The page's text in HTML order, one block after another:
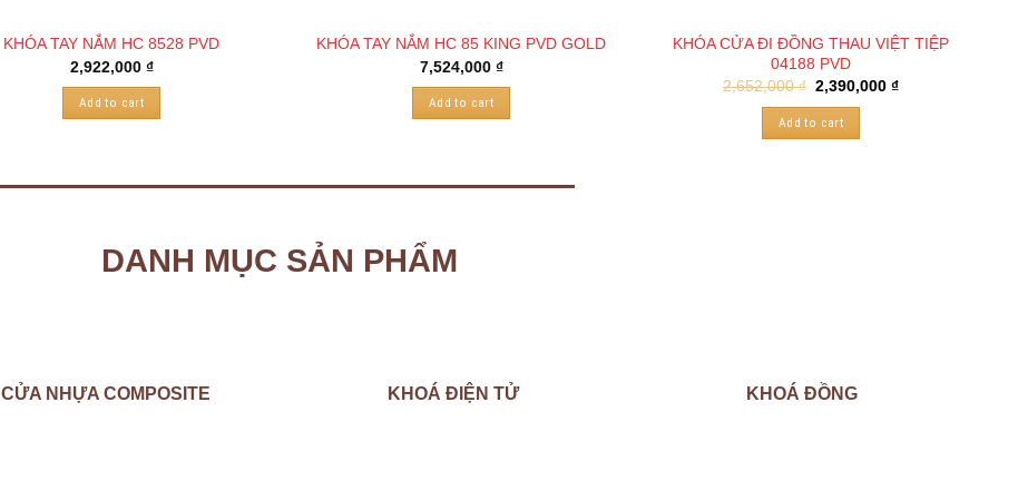
KHÓA TAY NẮM HC 8528 PVD
2,922,000 ₫
Add to cart
KHÓA TAY NẮM HC 85 KING PVD GOLD
7,524,000 ₫
Add to cart
KHÓA CỬA ĐI ĐỒNG THAU VIỆT TIỆP
04188 PVD
2,652,000₫ 2,390,000₫
Add to cart
DANH MỤC SẢN PHẨM
CỬA NHỰA COMPOSITE KHOÁ ĐIỆN TỬ KHOÁ ĐỒNG